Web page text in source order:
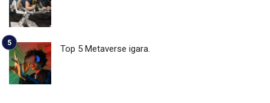
Top 5 Metaverse igara.